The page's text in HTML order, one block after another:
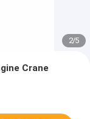
2/5
Crane